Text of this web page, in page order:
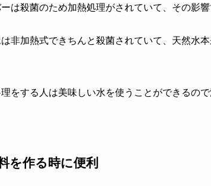
は殺菌のため加熱処理がされていて、その影
非加熱式できちんと殺菌されていて、天然水
をする人は美味しい水を使うことができるの
を作る時に便利